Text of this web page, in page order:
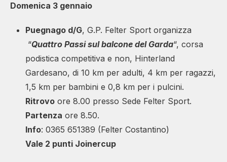
Domenica 3 gennaio
Puegnago d/G, G.P. Felter Sport organizza
“Quattro Passi sul balcone del Garda“, corsa
podistica competitiva e non, Hinterland
Gardesano, di 10 km per adulti, 4 km per ragazzi,
1,5 km per bambini e 0,8 km per i pulcini.
Ritrovo ore 8.00 presso Sede Felter Sport.
Partenza ore 8.50.
Info: 0365 651389 (Felter Costantino)
Vale 2 punti Joinercup